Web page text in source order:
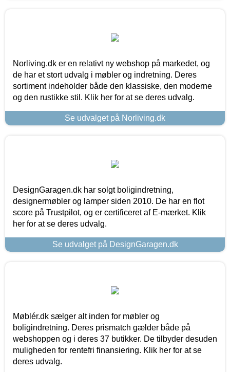
Norliving.dk er en relativt ny webshop på markedet, og
de har et stort udvalg i møbler og indretning. Deres
sortiment indeholder både den klassiske, den moderne
og den rustikke stil. Klik her for at se deres udvalg.
Se udvalget på Norliving.dk
DesignGaragen.dk har solgt boligindretning,
designermøbler og lamper siden 2010. De har en flot
score på Trustpilot, og er certificeret af E-mærket. Klik
her for at se deres udvalg.
Se udvalget på DesignGaragen.dk
Møblér.dk sælger alt inden for møbler og
boligindretning. Deres prismatch gælder både på
webshoppen og i deres 37 butikker. De tilbyder desuden
muligheden for rentefri finansiering. Klik her for at se
deres udvalg.